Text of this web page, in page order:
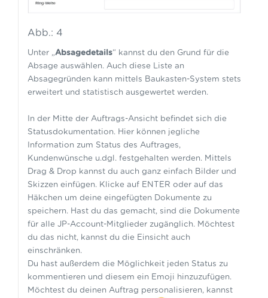
Abb.: 4
Unter „Absagedetails“ kannst du den Grund für die
Absage auswählen. Auch diese Liste an
Absagegründen kann mittels Baukasten-System stets
erweitert und statistisch ausgewertet werden.
In der Mitte der Auftrags-Ansicht befindet sich die
Statusdokumentation. Hier können jegliche
Information zum Status des Auftrages,
Kundenwünsche u.dgl. festgehalten werden. Mittels
Drag & Drop kannst du auch ganz einfach Bilder und
Skizzen einfügen. Klicke auf ENTER oder auf das
Häkchen um deine eingefügten Dokumente zu
speichern. Hast du das gemacht, sind die Dokumente
für alle JP-Account-Mitglieder zugänglich. Möchtest
du das nicht, kannst du die Einsicht auch
einschränken.
Du hast außerdem die Möglichkeit jeden Status zu
kommentieren und diesem ein Emoji hinzuzufügen.
Möchtest du deinen Auftrag personalisieren, kannst